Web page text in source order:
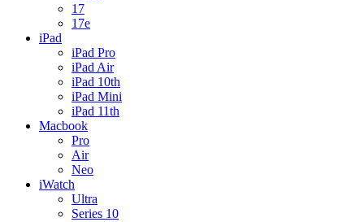
17
17e
iPad
iPad Pro
iPad Air
iPad 10th
iPad Mini
iPad 11th
Macbook
Pro
Air
Neo
iWatch
Ultra
Series 10